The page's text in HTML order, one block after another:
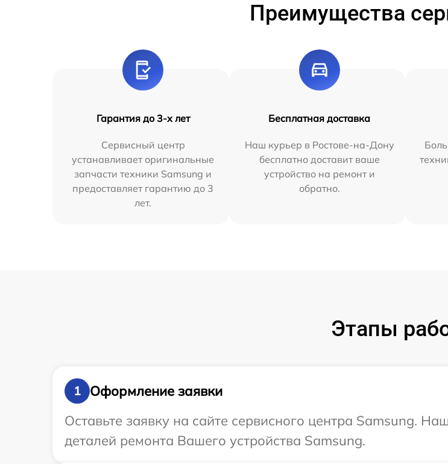
Преимущества
Гарантия до 3-х лет
Сервисный центр
устанавливает оригинальные
запчасти техники Samsung и
предоставляет гарантию до 3
лет.
Бесплатная доставка
Наш курьер в Ростове-на-Дону
бесплатно доставит ваше
устройство на ремонт и
обратно.
Этапы
1
Оформление заявки
Оставьте заявку на сайте сервисного центра Samsung.
деталей ремонта Вашего устройства Samsung.